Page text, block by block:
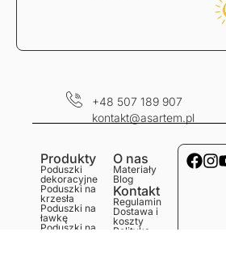
+48 507 189 907
kontakt@asartem.pl
Produkty
Poduszki
dekoracyjne
Poduszki na
krzesła
Poduszki na
ławkę
Poduszki na
O nas
Materiały
Blog
Kontakt
Regulamin
Dostawa i
koszty
Polityka